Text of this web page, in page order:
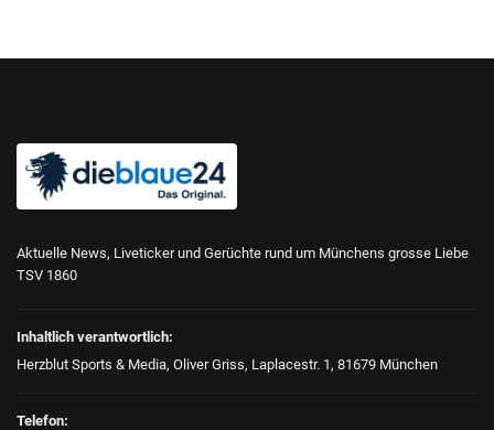
Aktuelle News, Liveticker und Gerüchte rund um Münchens grosse Liebe
TSV 1860
Inhaltlich verantwortlich:
Herzblut Sports & Media, Oliver Griss, Laplacestr. 1, 81679 München
Telefon: